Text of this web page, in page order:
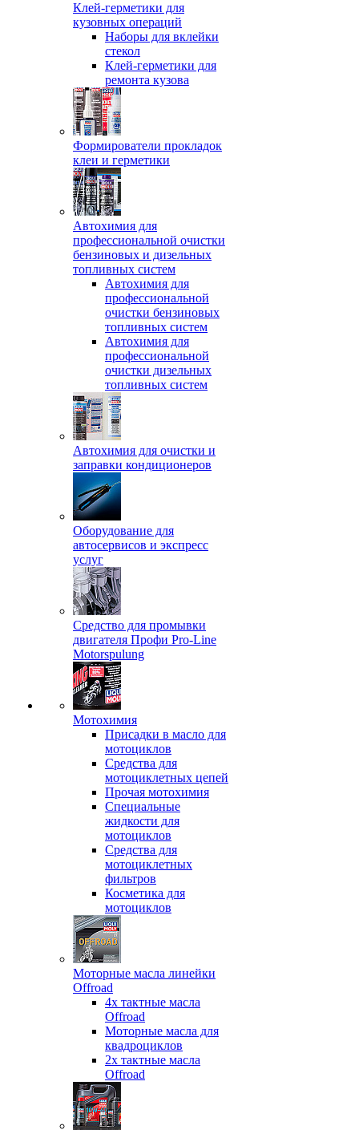
Клей-герметики для
кузовных операций
Наборы для вклейки
стекол
Клей-герметики для
ремонта кузова
Формирователи прокладок
клеи и герметики
Автохимия для
профессиональной очистки
бензиновых и дизельных
топливных систем
Автохимия для
профессиональной
очистки бензиновых
топливных систем
Автохимия для
профессиональной
очистки дизельных
топливных систем
Автохимия для очистки и
заправки кондиционеров
Оборудование для
автосервисов и экспресс
услуг
Средство для промывки
двигателя Профи Pro-Line
Motorspulung
Мотохимия
Присадки в масло для
мотоциклов
Средства для
мотоциклетных цепей
Прочая мотохимия
Специальные
жидкости для
мотоциклов
Средства для
мотоциклетных
фильтров
Косметика для
мотоциклов
Моторные масла линейки
Offroad
4х тактные масла
Offroad
Моторные масла для
квадроциклов
2х тактные масла
Offroad